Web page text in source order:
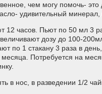
чем могу помочь-
удивительный минерал,
12 часов. Пьют по 50 мл 3
дозу до 100-
по 1 стакану 3 раза в
Потребуется на
в нос, в разведении 1/2